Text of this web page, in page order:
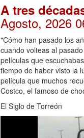
A tres
Agosto, 2026
"Cómo han pasado los
cuando volteas al
películas que
tiempo de haber visto la
película que muchos
Costco, el famoso de
El Siglo de Torreón